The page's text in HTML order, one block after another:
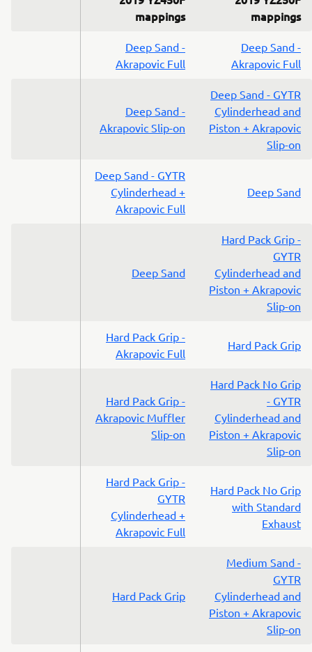
mappings
mappings
Deep Sand -
Akrapovic Full
Deep Sand -
Akrapovic Full
Deep Sand -
Akrapovic Slip-on
Deep Sand - GYTR
Cylinderhead and
Piston + Akrapovic
Slip-on
Deep Sand - GYTR
Cylinderhead +
Akrapovic Full
Deep Sand
Deep Sand
Hard Pack Grip -
GYTR
Cylinderhead and
Piston + Akrapovic
Slip-on
Hard Pack Grip -
Akrapovic Full
Hard Pack Grip
Hard Pack Grip -
Akrapovic Muffler
Slip-on
Hard Pack No Grip
- GYTR
Cylinderhead and
Piston + Akrapovic
Slip-on
Hard Pack Grip -
GYTR
Cylinderhead +
Akrapovic Full
Hard Pack No Grip
with Standard
Exhaust
Hard Pack Grip
Medium Sand -
GYTR
Cylinderhead and
Piston + Akrapovic
Slip-on